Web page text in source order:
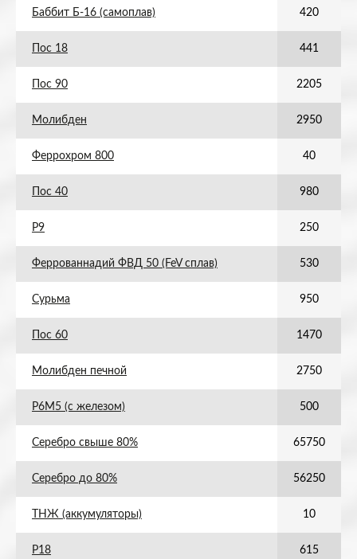
Баббит Б-16 (самоплав) 420
Пос 18 441
Пос 90 2205
Молибден 2950
Феррохром 800 40
Пос 40 980
Р9 250
Феррованнадий ФВД 50 (FeV сплав) 530
Сурьма 950
Пос 60 1470
Молибден печной 2750
Р6М5 (с железом) 500
Серебро свыше 80% 65750
Серебро до 80% 56250
ТНЖ (аккумуляторы) 10
Р18 615